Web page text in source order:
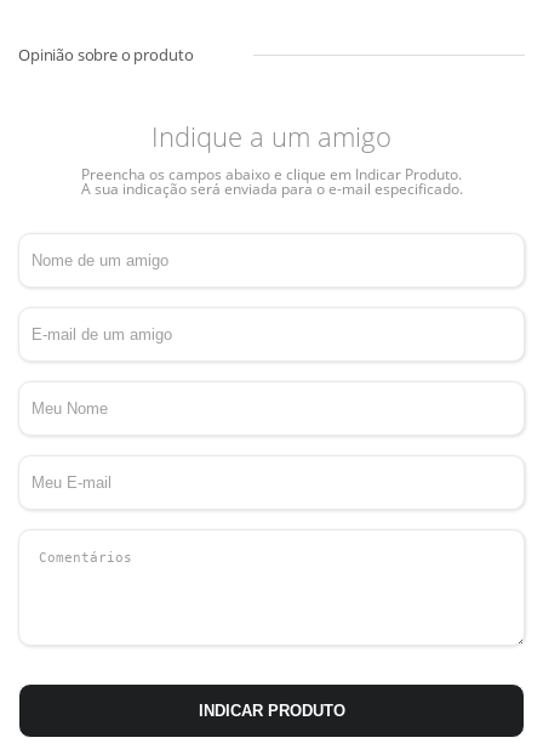
Indique a um amigo
Preencha os campos abaixo e clique em Indicar Produto.
A sua indicação será enviada para o e-mail especificado.
INDICAR PRODUTO